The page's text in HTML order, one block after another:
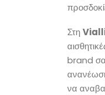
Στη
brand
να